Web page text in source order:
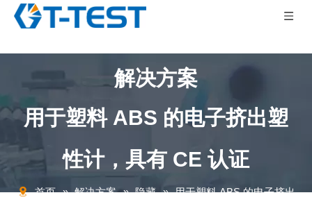
解决方案
用于塑料 ABS 的电子挤出塑
性计，具有 CE 认证
首页 » 解决方案 » 隐藏 » 用于塑料 ABS 的电子挤出